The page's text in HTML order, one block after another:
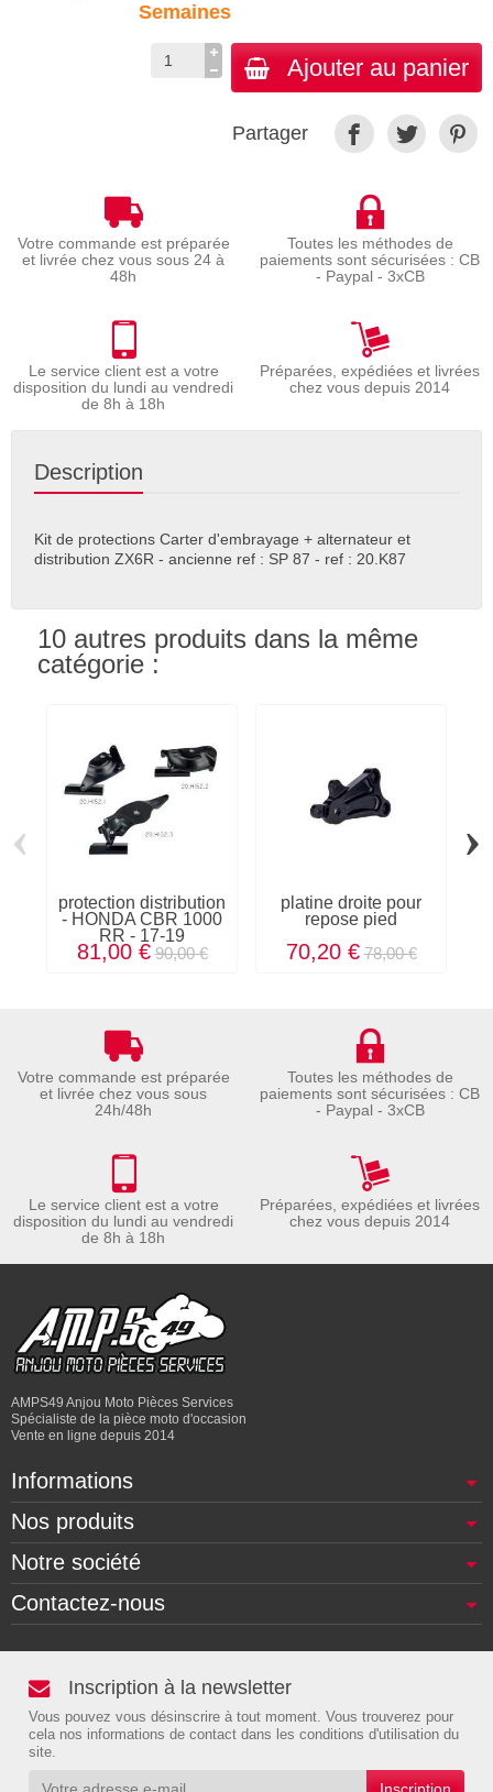
Semaines
Ajouter au panier
Partager
Votre commande est préparée
et livrée chez vous sous 24 à
48h
Toutes les méthodes de
paiements sont sécurisées : CB
- Paypal - 3xCB
Le service client est a votre
disposition du lundi au vendredi
de 8h à 18h
Préparées, expédiées et livrées
chez vous depuis 2014
Description
Kit de protections Carter d'embrayage + alternateur et
distribution ZX6R - ancienne ref : SP 87 - ref : 20.K87
10 autres produits dans la même
catégorie :
protection distribution
- HONDA CBR 1000
RR - 17-19
81,00 € 90,00 €
platine droite pour
repose pied
70,20 € 78,00 €
‹ ›
Votre commande est préparée
et livrée chez vous sous
24h/48h
Toutes les méthodes de
paiements sont sécurisées : CB
- Paypal - 3xCB
Le service client est a votre
disposition du lundi au vendredi
de 8h à 18h
Préparées, expédiées et livrées
chez vous depuis 2014
AMPS49 Anjou Moto Pièces Services
Spécialiste de la pièce moto d'occasion
Vente en ligne depuis 2014
Informations
Nos produits
Notre société
Contactez-nous
Inscription à la newsletter
Vous pouvez vous désinscrire à tout moment. Vous trouverez pour
cela nos informations de contact dans les conditions d'utilisation du
site.